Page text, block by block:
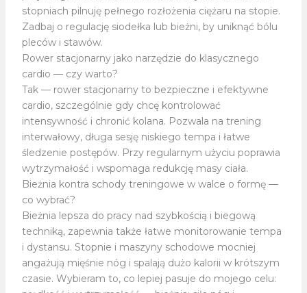
stopniach pilnuję pełnego rozłożenia ciężaru na stopie.
Zadbaj o regulację siodełka lub bieżni, by uniknąć bólu
pleców i stawów.
Rower stacjonarny jako narzędzie do klasycznego
cardio — czy warto?
Tak — rower stacjonarny to bezpieczne i efektywne
cardio, szczególnie gdy chcę kontrolować
intensywność i chronić kolana. Pozwala na trening
interwałowy, długa sesję niskiego tempa i łatwe
śledzenie postępów. Przy regularnym użyciu poprawia
wytrzymałość i wspomaga redukcję masy ciała.
Bieżnia kontra schody treningowe w walce o formę —
co wybrać?
Bieżnia lepsza do pracy nad szybkością i biegową
techniką, zapewnia także łatwe monitorowanie tempa
i dystansu. Stopnie i maszyny schodowe mocniej
angażują mięśnie nóg i spalają dużo kalorii w krótszym
czasie. Wybieram to, co lepiej pasuje do mojego celu: